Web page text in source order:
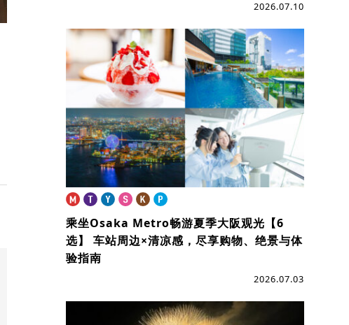
2026.07.10
乘坐Osaka Metro畅游夏季大阪观光【6
选】
车站周边×清凉感，尽享购物、绝景与体
验指南
2026.07.03